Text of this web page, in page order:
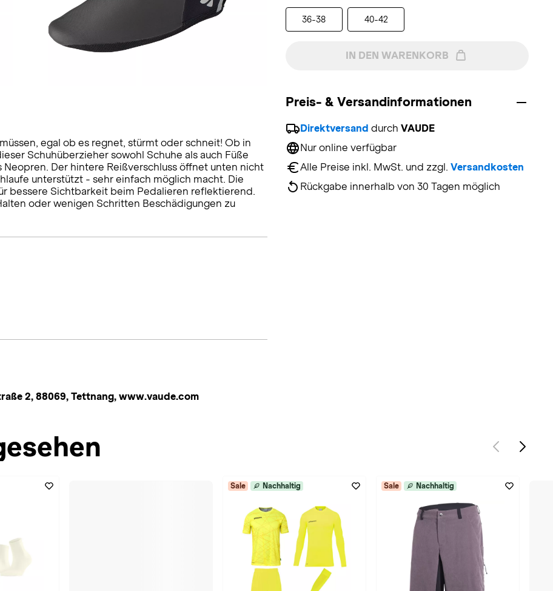
36-38 40-42
IN DEN WARENKORB
Preis- & Versandinformationen
Direktversand durch VAUDE
Nur online verfügbar
Alle Preise inkl. MwSt. und zzgl. Versandkosten
Rückgabe innerhalb von 30 Tagen möglich
egal ob es regnet, stürmt oder schneit! Ob in
Schuhüberzieher sowohl Schuhe als auch Füße
Der hintere Reißverschluss öffnet unten nicht
unterstützt - sehr einfach möglich macht. Die
bessere Sichtbarkeit beim Pedalieren reflektierend.
oder wenigen Schritten Beschädigungen zu
2, 88069, Tettnang, www.vaude.com
Sale Nachhaltig Sale Nachhaltig